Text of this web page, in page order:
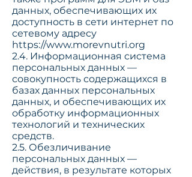
данных, обеспечивающих их
доступность в сети интернет по
сетевому адресу
https://www.morevnutri.org
2.4. Информационная система
персональных данных —
совокупность содержащихся в
базах данных персональных
данных, и обеспечивающих их
обработку информационных
технологий и технических
средств.
2.5. Обезличивание
персональных данных —
действия, в результате которых